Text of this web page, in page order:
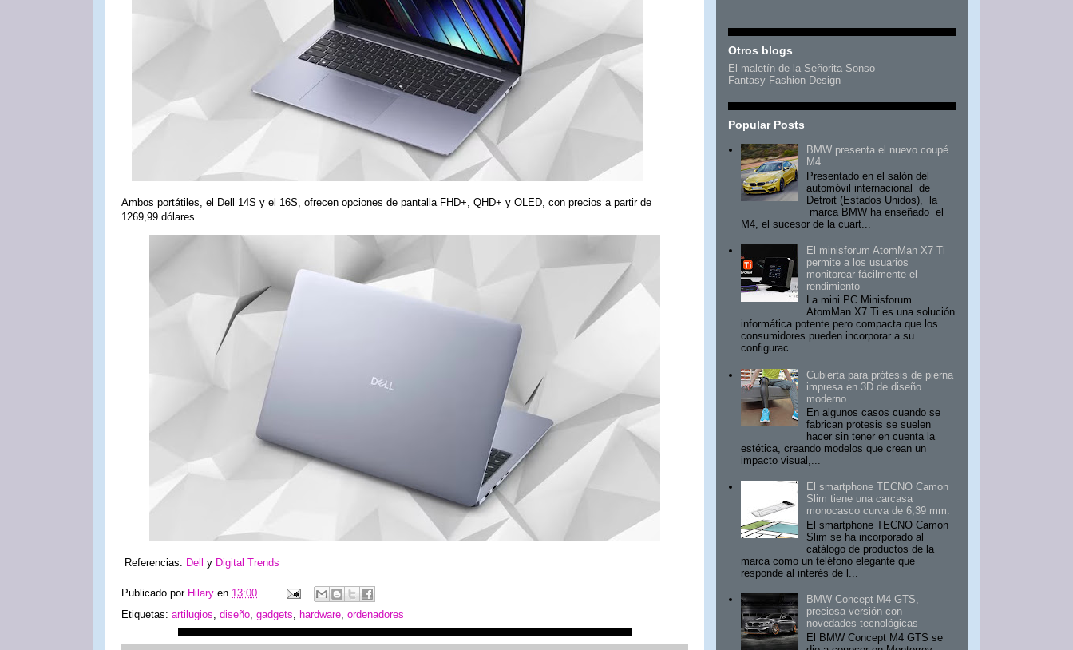
Ambos portátiles, el Dell 14S y el 16S, ofrecen opciones de pantalla FHD+, QHD+ y OLED, con precios a partir de
1269,99 dólares.
Referencias: Dell y Digital Trends
Publicado por Hilary en 13:00
Etiquetas: artilugios diseño gadgets hardware ordenadores
Otros blogs
El maletín de la Señorita Sonso
Fantasy Fashion Design
Popular Posts
BMW presenta el nuevo coupé
M4
Presentado en el salón del
automóvil internacional de
Detroit (Estados Unidos), la
marca BMW ha enseñado el
M4, el sucesor de la cuart...
El minisforum AtomMan X7 Ti
permite a los usuarios
monitorear fácilmente el
rendimiento
La mini PC Minisforum
AtomMan X7 Ti es una solución
informática potente pero compacta que los
consumidores pueden incorporar a su
configurac...
Cubierta para prótesis de pierna
impresa en 3D de diseño
moderno
En algunos casos cuando se
fabrican protesis se suelen
hacer sin tener en cuenta la
estética, creando modelos que crean un
impacto visual,...
El smartphone TECNO Camon
Slim tiene una carcasa
monocasco curva de 6,39 mm.
El smartphone TECNO Camon
Slim se ha incorporado al
catálogo de productos de la
marca como un teléfono elegante que
responde al interés de l...
BMW Concept M4 GTS,
preciosa versión con
novedades tecnológicas
El BMW Concept M4 GTS se